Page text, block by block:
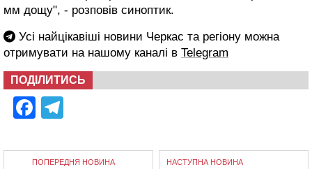
мм дощу", - розповів синоптик.
Усі найцікавіші новини Черкас та регіону можна
отримувати на нашому каналі в Telegram
ПОДІЛИТИСЬ
Facebook
ПОПЕРЕДНЯ НОВИНА НАСТУПНА НОВИНА